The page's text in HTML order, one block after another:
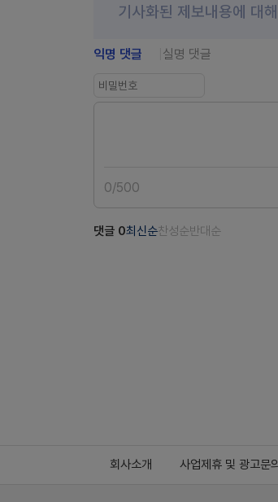
기사화된 제보내용에 대
익명 댓글 실명 댓글
0/500
댓글 0최신순찬성순반대순
회사소개 사업제휴 및 광고문의